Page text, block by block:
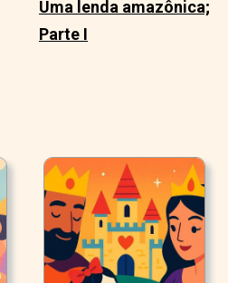
Uma lenda amazônica;
Parte I